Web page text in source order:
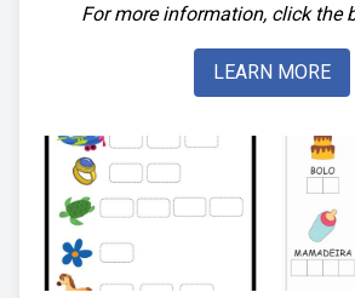
For more information, click the
LEARN MORE